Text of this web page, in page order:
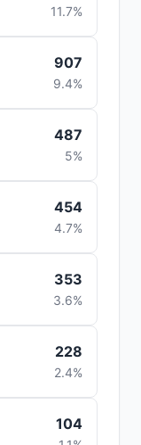
11.7%
907
9.4%
487
5%
454
4.7%
353
3.6%
228
2.4%
104